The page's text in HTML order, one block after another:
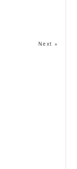
Next »